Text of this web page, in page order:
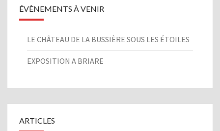
ÉVÈNEMENTS À VENIR
LE CHÂTEAU DE LA BUSSIÈRE SOUS LES ÉTOILES
EXPOSITION A BRIARE
ARTICLES